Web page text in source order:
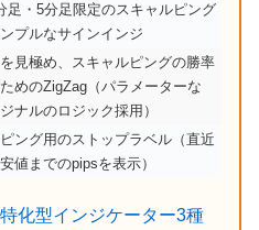
足・5分足限定のスキャルピング
プルなサインインジ
を見極め、スキャルピングの勝率
めのZigZag（パラメーターな
ナルのロジック採用）
ング用のストップラベル（直近
値までのpipsを表示）
化型インジケーター3種